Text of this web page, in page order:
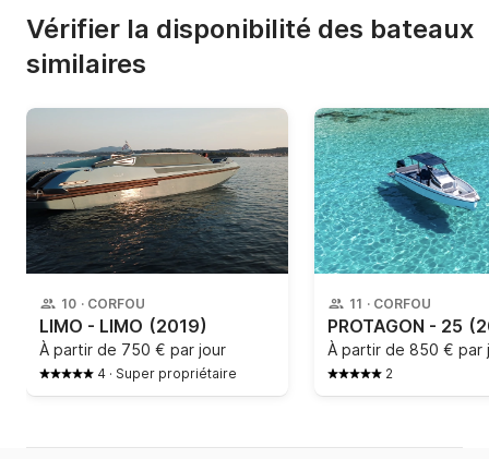
Vérifier la disponibilité des bateaux
similaires
10 · CORFOU
LIMO - LIMO (2019)
À partir de 750 € par jour
4 · Super propriétaire
11 · CORFOU
PROTAGON - 25
À partir de 850 € par
2